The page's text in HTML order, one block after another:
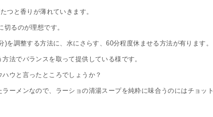
つと香りが薄れていきます。
るのが理想です。
を調整する方法に、水にさらす、60分程度休ませる方法が有ります。
法でバランスを取って提供している様です。
ウと言ったところでしょうか？
ーメンなので、ラーショの清湯スープを純粋に味合うのにはチョット